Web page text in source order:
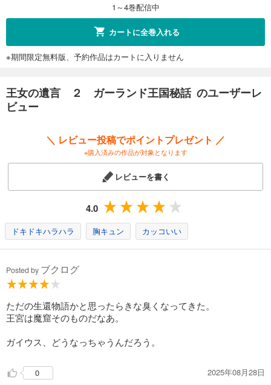
1～4巻配信中
カートに全巻入れる
※期間限定無料版、予約作品はカートに入りません
王女の遺言 ２ ガーランド王国秘話 のユーザーレ
ビュー
＼ レビュー投稿でポイントプレゼント ／
※購入済みの作品が対象となります
レビューを書く
4.0
ドキドキハラハラ 胸キュン カッコいい
Posted by ブクログ
ただの生還物語かと思ったらきな臭くなってきた。
王宮は魔窟そのものだなあ。
ガイウス、どうなっちゃうんだろう。
0 2025年08月28日